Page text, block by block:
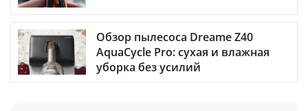
Обзор пылесоса Dreame Z40
AquaCycle Pro: сухая и влажная
уборка без усилий